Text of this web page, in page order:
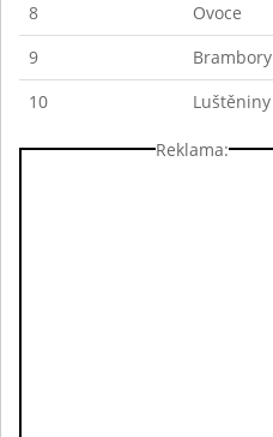
8
Ovoce
9
Brambory
10
Luštěniny
Reklama: